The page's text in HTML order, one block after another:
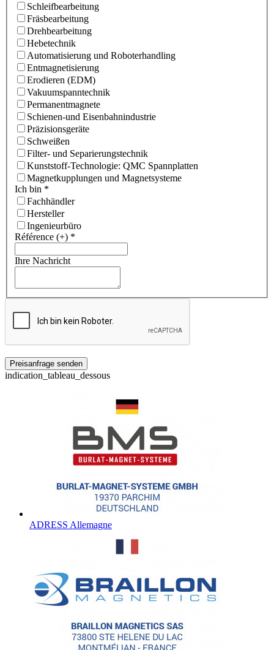
Schleifbearbeitung
Fräsbearbeitung
Drehbearbeitung
Hebetechnik
Automatisierung und Roboterhandling
Entmagnetisierung
Erodieren (EDM)
Vakuumspanntechnik
Permanentmagnete
Schienen-und Eisenbahnindustrie
Präzisionsgeräte
Schweißen
Filter- und Separierungstechnik
Kunststoff-Technologie: QMC Spannplatten
Magnetkupplungen und Magnetsysteme
Ich bin *
Fachhändler
Hersteller
Ingenieurbüro
Référence (+) *
Ihre Nachricht
indication_tableau_dessous
ADRESS Allemagne